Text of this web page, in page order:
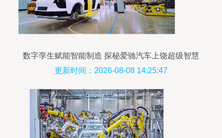
数字孪生赋能智能制造 探秘爱驰汽车上饶超级智慧
工厂
更新时间：2026-08-08 14:25:47